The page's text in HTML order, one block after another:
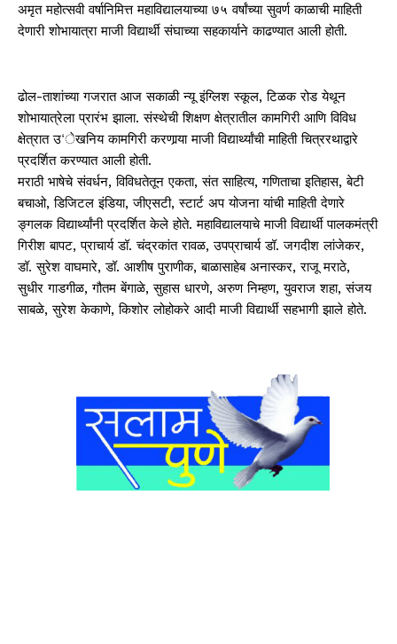
अमृत महोत्सवी वर्षानिमित्त महाविद्यालयाच्या ७५ वर्षांच्या सुवर्ण काळाची माहिती
देणारी शोभायात्रा माजी विद्यार्थी संघाच्या सहकार्याने काढण्यात आली होती.
ढोल-ताशांच्या गजरात आज सकाळी न्यू इंग्लिश स्कूल, टिळक रोड येथून
शोभायात्रेला प्रारंभ झाला. संस्थेची शिक्षण क्षेत्रातील कामगिरी आणि विविध
क्षेत्रात उ‘ेखनिय कामगिरी करणार्‍या माजी विद्यार्थ्यांची माहिती चित्ररथाद्वारे
प्रदर्शित करण्यात आली होती.
मराठी भाषेचे संवर्धन, विविधतेतून एकता, संत साहित्य, गणिताचा इतिहास, बेटी
बचाओ, डिजिटल इंडिया, जीएसटी, स्टार्ट अप योजना यांची माहिती देणारे
ङ्गलक विद्यार्थ्यांनी प्रदर्शित केले होते. महाविद्यालयाचे माजी विद्यार्थी पालकमंत्री
गिरीश बापट, प्राचार्य डॉ. चंद्रकांत रावळ, उपप्राचार्य डॉ. जगदीश लांजेकर,
डॉ. सुरेश वाघमारे, डॉ. आशीष पुराणीक, बाळासाहेब अनास्कर, राजू मराठे,
सुधीर गाडगीळ, गौतम बेंगाळे, सुहास धारणे, अरुण निम्हण, युवराज शहा, संजय
साबळे, सुरेश केकाणे, किशोर लोहोकरे आदी माजी विद्यार्थी सहभागी झाले होते.